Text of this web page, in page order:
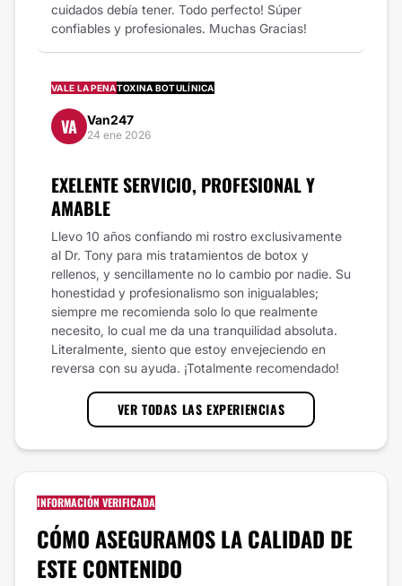
cuidados debía tener. Todo perfecto! Súper
confiables y profesionales. Muchas Gracias!
VALE LA PENATOXINA BOTULÍNICA
VA Van247
24 ene 2026
EXELENTE SERVICIO, PROFESIONAL Y
AMABLE
Llevo 10 años confiando mi rostro exclusivamente
al Dr. Tony para mis tratamientos de botox y
rellenos, y sencillamente no lo cambio por nadie. Su
honestidad y profesionalismo son inigualables;
siempre me recomienda solo lo que realmente
necesito, lo cual me da una tranquilidad absoluta.
Literalmente, siento que estoy envejeciendo en
reversa con su ayuda. ¡Totalmente recomendado!
VER TODAS LAS EXPERIENCIAS
INFORMACIÓN VERIFICADA
CÓMO ASEGURAMOS LA CALIDAD DE
ESTE CONTENIDO